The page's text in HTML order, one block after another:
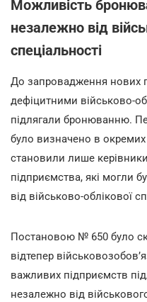
Можливість
незалежно від
спеціальності
До запровадження нових
дефіцитними військово-
підлягали бронюванню.
було визначено в
становили лише
підприємства, які могли
від військово-облікової
Постановою № 650 було
відтепер
важливих підприємств
незалежно від